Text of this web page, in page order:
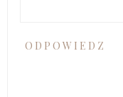
ODPOWIEDZ